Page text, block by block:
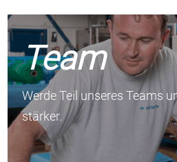
Team
Werde Teil unseres Teams
stärker.